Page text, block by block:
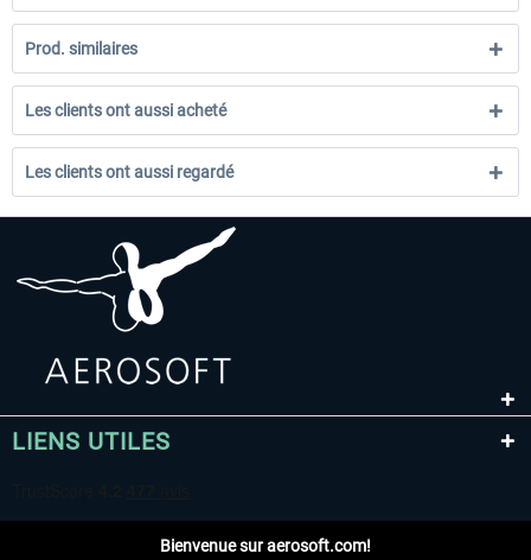
Prod. similaires
Les clients ont aussi acheté
Les clients ont aussi regardé
LIENS UTILES
Bienvenue sur aerosoft.com!